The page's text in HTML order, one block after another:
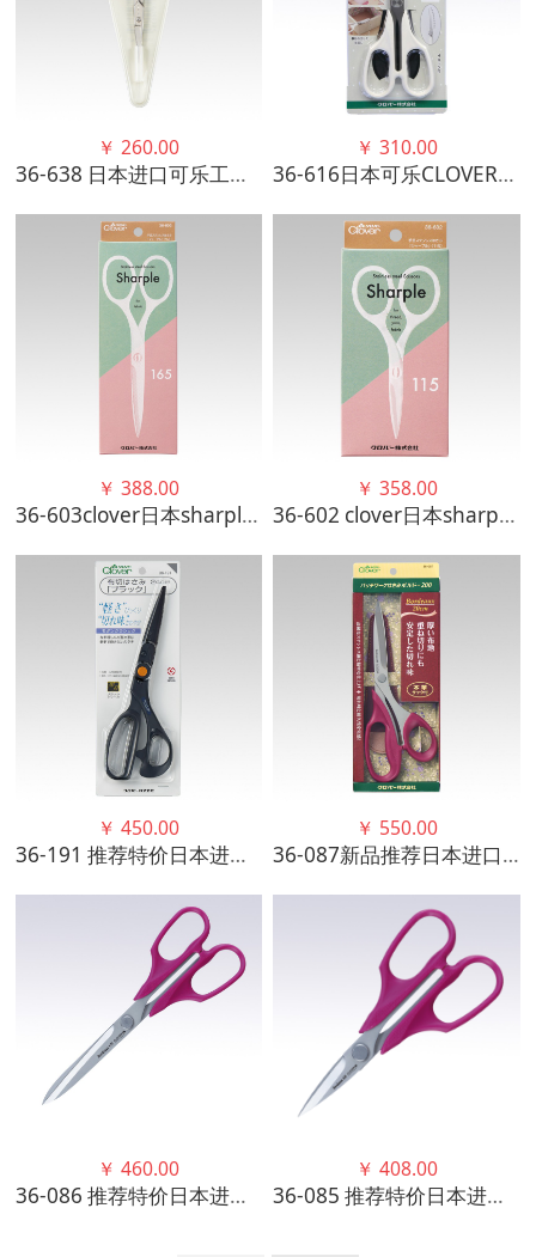
￥ 260.00
36-638 日本进口可乐工具 布艺用断线剪刀
￥ 310.00
36-616日本可乐CLOVER新品工具带弧度利裁剪刀布艺工具
￥ 388.00
36-603clover日本sharple手工用3种尺寸不锈钢剪刀
￥ 358.00
36-602 clover日本sharple手工用3种尺寸不锈钢剪刀
￥ 450.00
36-191 推荐特价日本进口可乐CLOVER 黑剪刀（24cm ) 高品质正品
￥ 550.00
36-087新品推荐日本进口可乐CLOVER波尔多系拼布剪刀20cm
￥ 460.00
36-086 推荐特价日本进口可乐CLOVER 波尔多系拼布剪刀 170
￥ 408.00
36-085 推荐特价日本进口可乐CLOVER 波尔多系拼布剪刀 130